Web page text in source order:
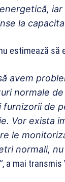
la
estimează să
avem
normale
furnizorii de
Vor exista
le
normali,
, a mai transmis